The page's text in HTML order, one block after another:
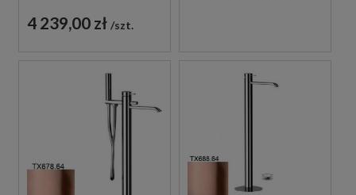
CHROM
4 239,00 zł szt.